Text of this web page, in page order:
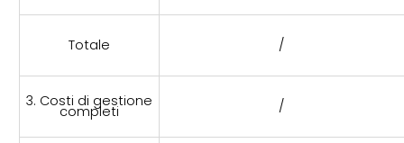
Totale /
3. Costi di gestione
completi /